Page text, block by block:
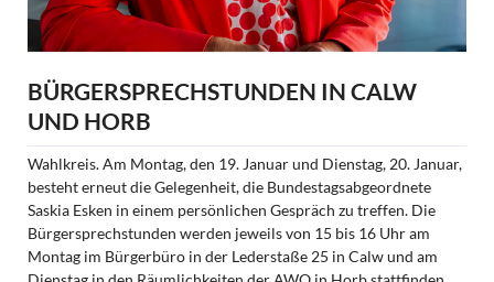
BÜRGERSPRECHSTUNDEN IN CALW
UND HORB
Wahlkreis. Am Montag, den 19. Januar und Dienstag, 20. Januar,
besteht erneut die Gelegenheit, die Bundestagsabgeordnete
Saskia Esken in einem persönlichen Gespräch zu treffen. Die
Bürgersprechstunden werden jeweils von 15 bis 16 Uhr am
Montag im Bürgerbüro in der Lederstaße 25 in Calw und am